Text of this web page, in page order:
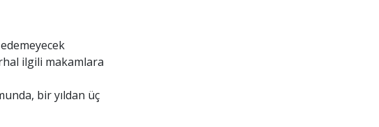
ilgili makamlara
bir yıldan üç